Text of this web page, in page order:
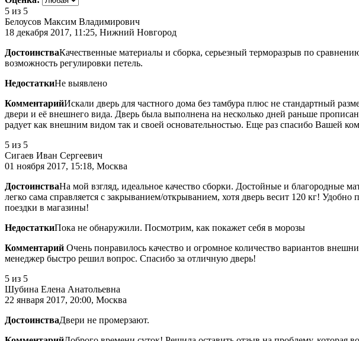
5 из 5
Белоусов Максим Владимирович
18 декабря 2017, 11:25, Нижний Новгород
ДостоинстваКачественные материалы и сборка, серьезный терморазрыв по
возможность регулировки петель.
НедостаткиНе выявлено
КомментарийИскали дверь для частного дома без тамбура плюс не стандартный
двери и её внешнего вида. Дверь была выполнена на несколько дней раньше
радует как внешним видом так и своей основательностью. Еще раз спасибо Вашей
5 из 5
Сигаев Иван Сергеевич
01 ноября 2017, 15:18, Москва
ДостоинстваНа мой взгляд, идеальное качество сборки. Достойные и благородные
легко сама справляется с закрыванием/открыванием, хотя дверь весит 120 кг!
поездки в магазины!
НедостаткиПока не обнаружили. Посмотрим, как покажет себя в морозы
Комментарий Очень понравилось качество и огромное количество вариантов
менеджер быстро решил вопрос. Спасибо за отличную дверь!
5 из 5
Шубина Елена Анатольевна
22 января 2017, 20:00, Москва
ДостоинстваДвери не промерзают.